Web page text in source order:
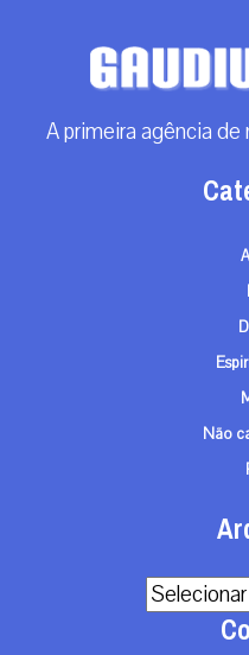
A primeira agência
Não
Arquivos